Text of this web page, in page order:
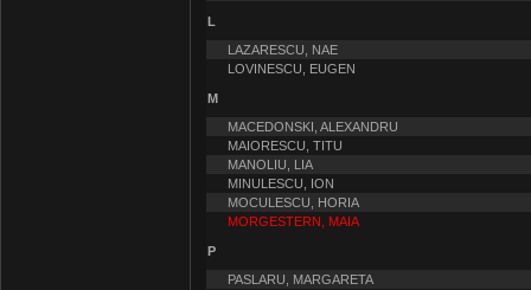
L
LAZARESCU, NAE
LOVINESCU, EUGEN
M
MACEDONSKI, ALEXANDRU
MAIORESCU, TITU
MANOLIU, LIA
MINULESCU, ION
MOCULESCU, HORIA
MORGESTERN, MAIA
P
PASLARU, MARGARETA